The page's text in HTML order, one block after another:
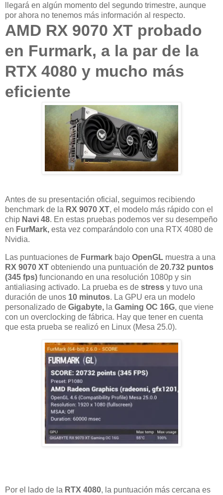
llegará en algún momento del segundo trimestre, aunque
por ahora no tenemos más información al respecto.
AMD RX 9070 XT probado
en Furmark, a la par de la
RTX 4080 y mucho más
eficiente
Antes de su presentación oficial, seguimos recibiendo
benchmark de la RX 9070 XT, el modelo más rápido con el
chip Navi 48. En estas pruebas podemos ver su desempeño
en FurMark, esta vez comparándolo con una RTX 4080 de
Nvidia.
Las puntuaciones de Furmark bajo OpenGL muestra a una
RX 9070 XT obteniendo una puntuación de 20.732 puntos
(345 fps) funcionando en una resolución 1080p y sin
antialiasing activado. La prueba es de stress y tuvo una
duración de unos 10 minutos. La GPU era un modelo
personalizado de Gigabyte, la Gaming OC 16G, que viene
con un overclocking de fábrica. Hay que tener en cuenta
que esta prueba se realizó en Linux (Mesa 25.0).
Por el lado de la RTX 4080, la puntuación más cercana es